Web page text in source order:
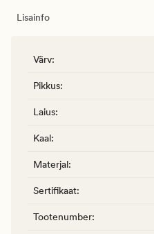
Lisainfo
Värv:
Pikkus:
Laius:
Kaal:
Materjal:
Sertifikaat:
Tootenumber: